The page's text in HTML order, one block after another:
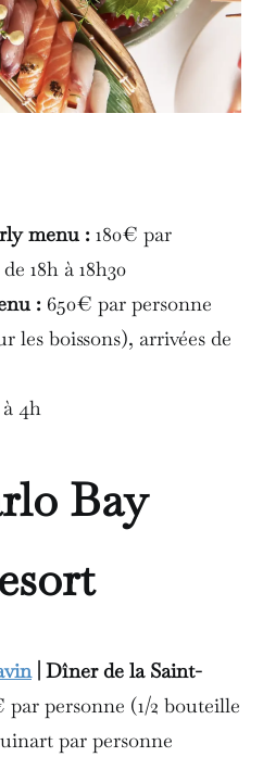
menu : 180€ par
18h à 18h30
: 650€ par personne
les boissons), arrivées de
à 4h
Bay
| Dîner de la Saint-
personne (1/2 bouteille
par personne